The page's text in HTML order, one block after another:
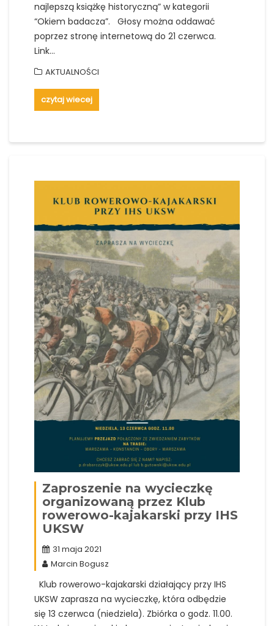
najlepszą książkę historyczną” w kategorii
“Okiem badacza”. Głosy można oddawać
poprzez stronę internetową do 21 czerwca.
Link…
AKTUALNOŚCI
czytaj wiecej
Zaproszenie na wycieczkę
organizowaną przez Klub
rowerowo-kajakarski przy IHS
UKSW
31 maja 2021
Marcin Bogusz
Klub rowerowo-kajakarski działający przy IHS
UKSW zaprasza na wycieczkę, która odbędzie
się 13 czerwca (niedziela). Zbiórka o godz. 11.00.